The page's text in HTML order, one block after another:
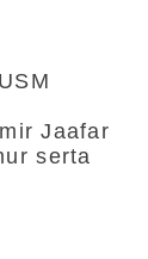
Jaafar
serta